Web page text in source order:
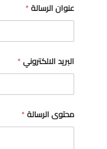
عنوان الرسالة*
البريد الالكتروني*
محتوى الرسالة*